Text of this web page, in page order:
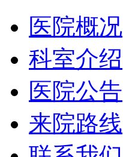
医院概况
科室介绍
医院公告
来院路线